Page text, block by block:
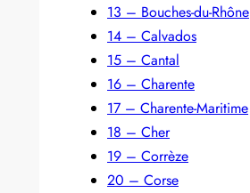
13 – Bouches-du-Rhône
14 – Calvados
15 – Cantal
16 – Charente
17 – Charente-Maritime
18 – Cher
19 – Corrèze
20 – Corse